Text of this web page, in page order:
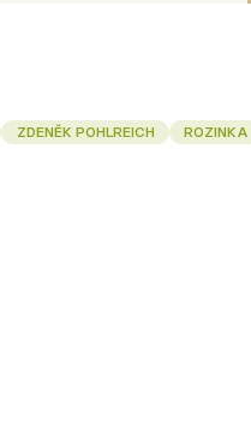
ZDENĚK POHLREICH ROZINKA